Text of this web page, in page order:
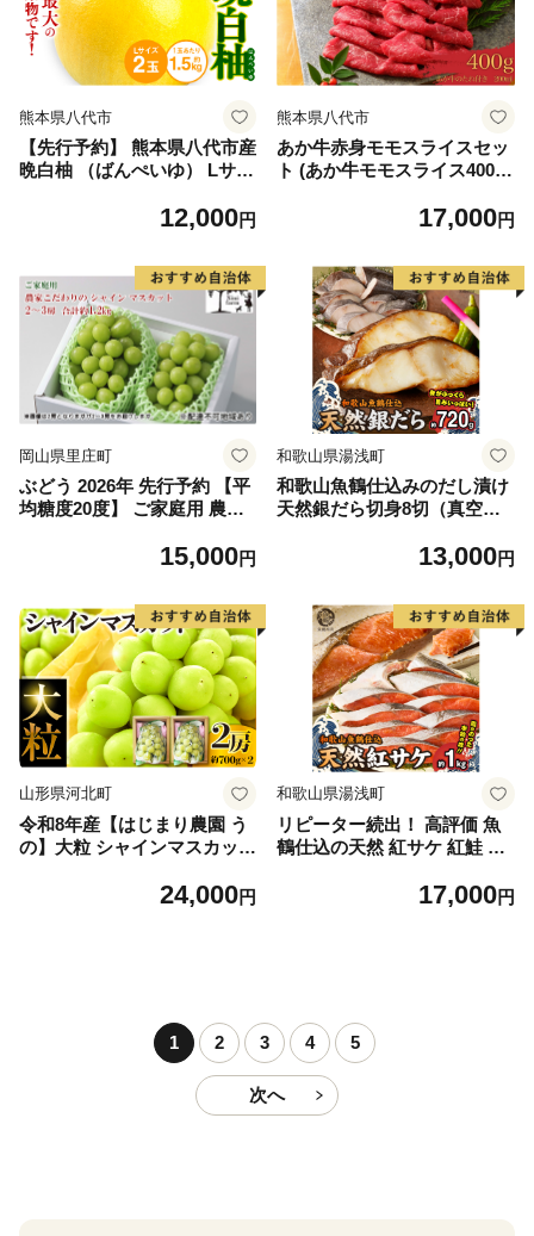
熊本県八代市
【先行予約】 熊本県八代市産
晩白柚 （ばんぺいゆ） Lサイ
もの フルーツ おやつ 特産 熊
12,000円
熊本県八代市
あか牛赤身モモスライスセッ
ト (あか牛モモスライス400
17,000円
岡山県里庄町
ぶどう 2026年 先行予約 【平
均糖度20度】 ご家庭用 農家
ット 2～3房 合計約1.2kg ブ
直送 】
15,000円
和歌山県湯浅町
和歌山魚鶴仕込みのだし漬け
天然銀だら切身8切（真空パ
製法 良質な脂 ふっくら 柔ら
ぶ だし漬け 煮付け ムニエル
味噌漬け 鍋物 冷凍 湯浅町 送
料無料_G7334
13,000円
山形県河北町
令和8年産【はじまり農園 う
の】大粒 シャインマスカット
河北町産 【河北町観光物産協
24,000円
和歌山県湯浅町
リピーター続出！ 高評価 魚
鶴仕込の天然 紅サケ 紅鮭 鮭
レビュー高評価 小分け 真空
町 送料無料_G7317
17,000円
1 2 3 4 5
次へ